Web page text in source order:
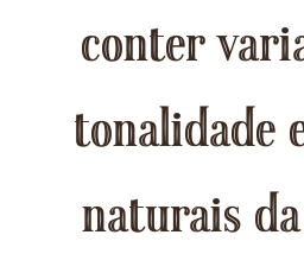
conter
tonalidade
naturais